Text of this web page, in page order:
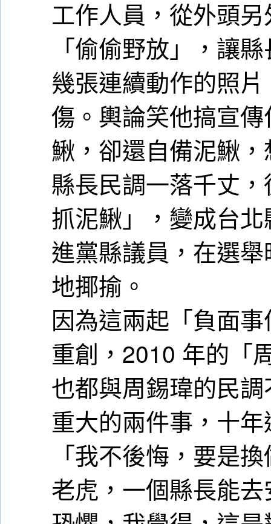
工作人員，從外頭
「偷偷野放」，讓
幾張連續動作的照
傷。輿論笑他搞宣
鰍，卻還自備泥鰍
縣長民調一落千丈
抓泥鰍」，變成台
進黨縣議員，在選
地揶揄。
因為這兩起「負面
重創，2010 年的「
也都與周錫瑋的民
重大的兩件事，十
「我不後悔，要是
老虎，一個縣長能